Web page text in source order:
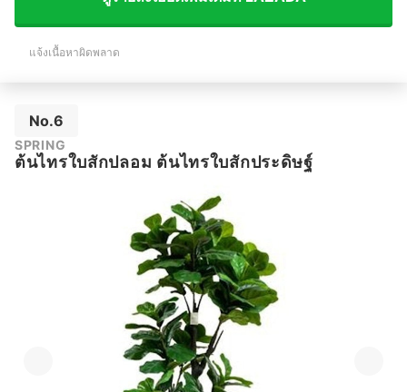
แจ้งเนื้อหาผิดพลาด
No.6
SPRING
ต้นไทรใบสักปลอม ต้นไทรใบสักประดิษฐ์